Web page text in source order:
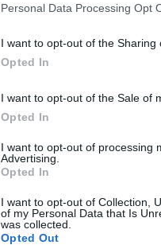
Personal Data Processing Opt
I want to opt-out of the Sharing
Opted In
I want to opt-out of the Sale of
Opted In
I want to opt-out of processing
Advertising.
Opted In
I want to opt-out of Collection,
of my Personal Data that Is
was collected.
Opted Out